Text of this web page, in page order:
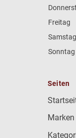
Freitag
Samstag
Sonntag
Seiten
Marken